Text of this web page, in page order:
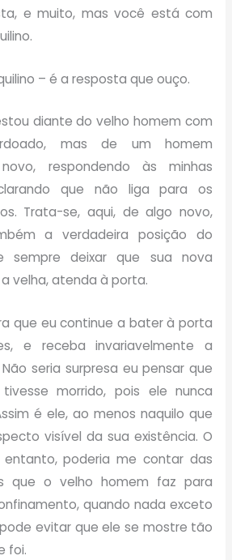
e muito, mas você está com
– é a resposta que ouço.
diante do velho homem com
mas de um homem
respondendo às minhas
que não liga para os
Trata-se, aqui, de algo novo,
a verdadeira posição do
sempre deixar que sua nova
velha, atenda à porta.
que eu continue a bater à porta
e receba invariavelmente a
seria surpresa eu pensar que
morrido, pois ele nunca
é ele, ao menos naquilo que
visível da sua existência. O
entanto, poderia me contar das
que o velho homem faz para
quando nada exceto
evitar que ele se mostre tão
foi.